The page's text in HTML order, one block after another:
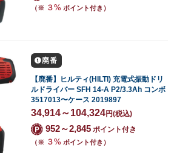
（※ ３% ポイント付き）
廃番
【廃番】ヒルティ(HILTI) 充電式振動ドリ
ルドライバー SFH 14-A P2/3.3Ah コンボ
3517013〜ケース 2019897
34,914～104,324円(税込)
952～2,845 ポイント付き
（※ ３% ポイント付き）